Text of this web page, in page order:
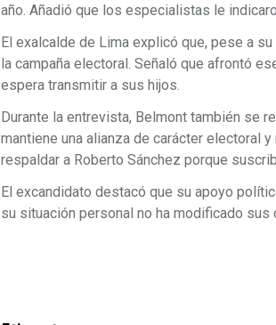
año. Añadió que los especialistas le
El exalcalde de Lima explicó que, pese a
la campaña electoral. Señaló que afrontó
espera transmitir a sus hijos.
Durante la entrevista, Belmont también se
mantiene una alianza de carácter electoral
respaldar a Roberto Sánchez porque
El excandidato destacó que su apoyo
su situación personal no ha modificado